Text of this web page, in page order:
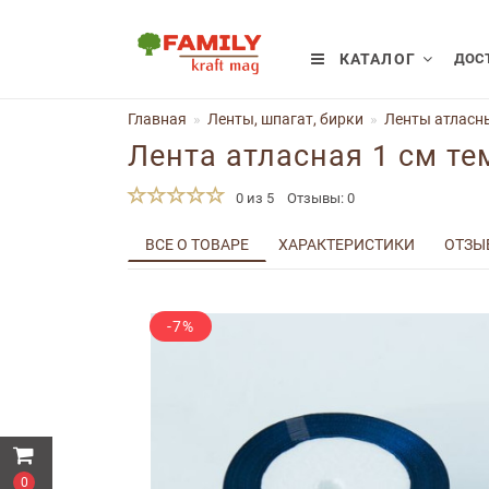
0
КАТАЛОГ
Главная Ленты, шпагат, бирки Ленты
Лента атласная 1 см
0 из 5 Отзывы: 0
ВСЕ О ТОВАРЕ ХАРАКТЕРИСТИКИ
-7%